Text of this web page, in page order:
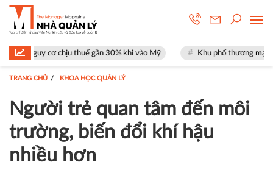
chịu thuế gần 30% khi vào Mỹ Khu phố thương mại SOHO tại The
TRANG CHỦ KHOA HỌC QUẢN LÝ
Người trẻ quan tâm đến môi
trường, biến đổi khí hậu
nhiều hơn